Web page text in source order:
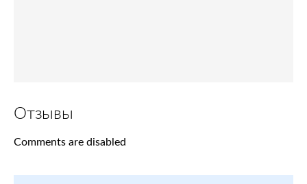
Отзывы
Comments are disabled